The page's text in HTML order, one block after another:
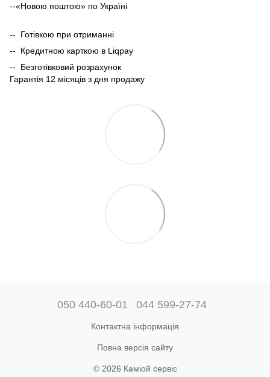
--«Новою поштою» по Україні
-- Готівкою при отриманні
-- Кредитною карткою в Liqpay
-- Безготівковий розрахунок
Гарантія 12 місяців з дня продажу
050 440-60-01 044 599-27-74
Контактна інформація
Повна версія сайту
© 2026 Каміой сервіс